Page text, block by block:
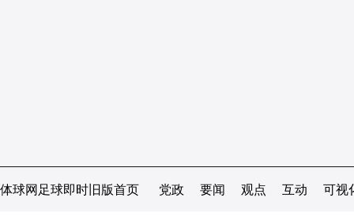
体球网足球即时旧版首页 党政 要闻 观点 互动 可视